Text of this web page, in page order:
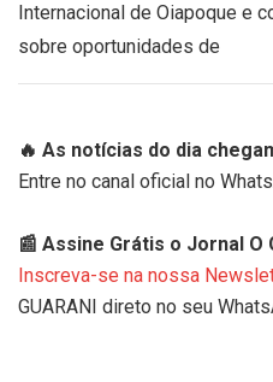
Internacional de Oiapoque e
sobre oportunidades de
🔥 As notícias do dia
Entre no canal oficial no
📰 Assine Grátis o Jornal O
Inscreva-se na nossa
GUARANI direto no seu